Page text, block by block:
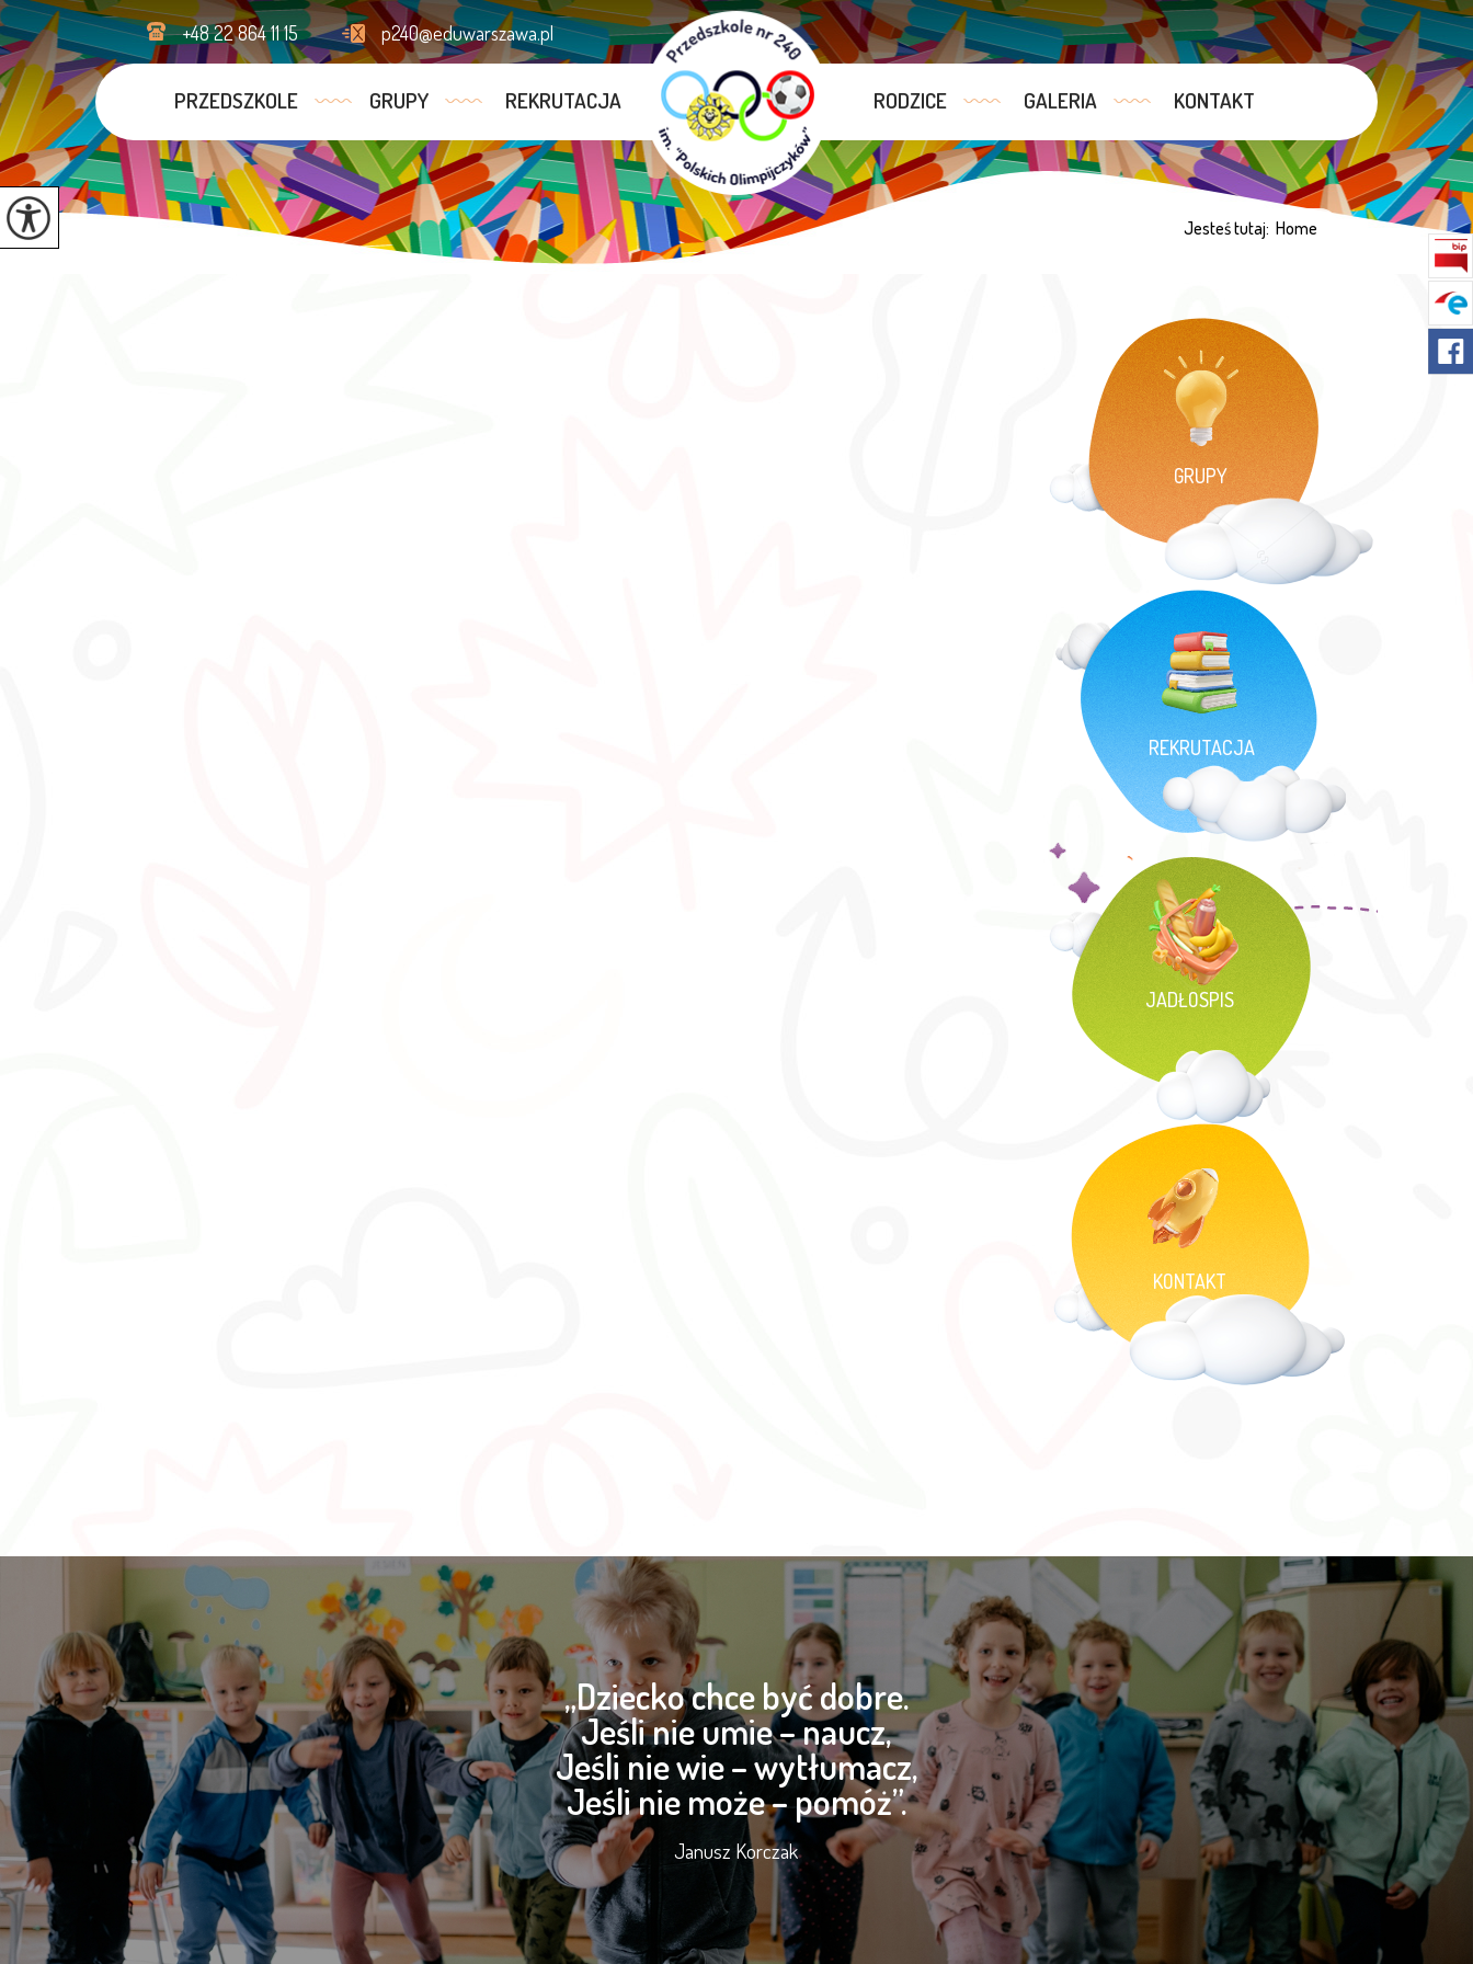
p240@eduwarszawa.pl
+48 22 864 11 15
PRZEDSZKOLE GRUPY REKRUTACJA RODZICE GALERIA KONTAKT
Jesteś tutaj: Home
GRUPY
REKRUTACJA
JADŁOSPIS
KONTAKT
„Dziecko chce być dobre.
Jeśli nie umie – naucz,
Jeśli nie wie – wytłumacz,
Jeśli nie może – pomóż”.
Janusz Korczak